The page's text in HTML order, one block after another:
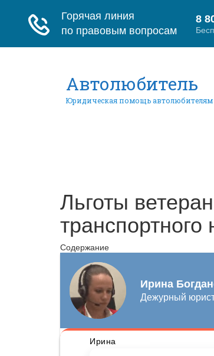
Автолюбитель
Юридическая помощь автолюбителям
Льготы
транспортного
Содержание